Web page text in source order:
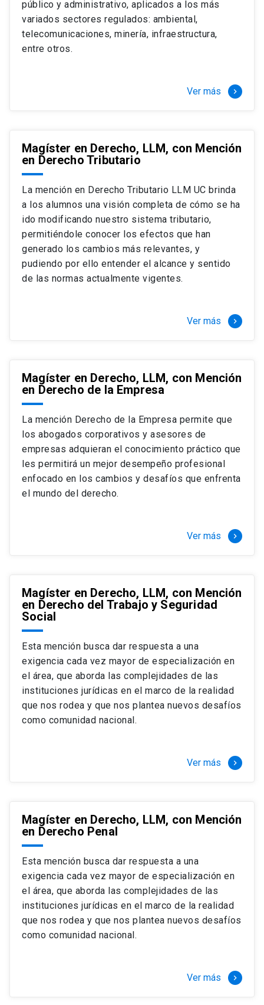
Si optas por la modalidad Full Time:
El LLM UC Full Time es una versión del programa
destinado principalmente a extranjeros, que permite
necesidades y expectativas profesionales, eligiendo
completamente al programa o compatibilizarás un
estudio intenso y exigente, con una muy baja carga
laboral, de marzo a noviembre, para dedicarte
completamente a la actividad de graduación de
diciembre a marzo.
2 cursos mínimos (10 créditos) Primer
semestre
+ 5 cursos a elección (50 créditos) Primer
semestre
+ 4 cursos a elección (40 créditos)
tres meses a tiempo completo (20
Juan Ignacio Piña Rochefort
Director Magíster en Derecho, LLM UC
público y administrativo, aplicados a los más
variados sectores regulados: ambiental,
telecomunicaciones, minería, infraestructura,
entre otros.
Ver más keyboard_arrow_right
Magíster en Derecho, LLM, con Mención
en Derecho Tributario
La mención en Derecho Tributario LLM UC brinda
a los alumnos una visión completa de cómo se ha
ido modificando nuestro sistema tributario,
permitiéndole conocer los efectos que han
generado los cambios más relevantes, y
pudiendo por ello entender el alcance y sentido
de las normas actualmente vigentes.
Ver más keyboard_arrow_right
Magíster en Derecho, LLM, con Mención
en Derecho de la Empresa
La mención Derecho de la Empresa permite que
los abogados corporativos y asesores de
empresas adquieran el conocimiento práctico que
les permitirá un mejor desempeño profesional
enfocado en los cambios y desafíos que enfrenta
el mundo del derecho.
Ver más keyboard_arrow_right
Magíster en Derecho, LLM, con Mención
en Derecho del Trabajo y Seguridad
Social
Esta mención busca dar respuesta a una
exigencia cada vez mayor de especialización en
el área, que aborda las complejidades de las
instituciones jurídicas en el marco de la realidad
que nos rodea y que nos plantea nuevos desafíos
como comunidad nacional.
Ver más keyboard_arrow_right
Magíster en Derecho, LLM, con Mención
en Derecho Penal
Esta mención busca dar respuesta a una
exigencia cada vez mayor de especialización en
el área, que aborda las complejidades de las
instituciones jurídicas en el marco de la realidad
que nos rodea y que nos plantea nuevos desafíos
como comunidad nacional.
Ver más keyboard_arrow_right